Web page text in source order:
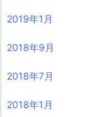
2019年1月
2018年9月
2018年7月
2018年1月